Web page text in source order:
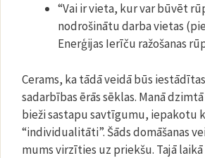
“Vai ir vieta, kur var būvēt
nodrošinātu darba vietas
Enerģijas Ierīču ražošanas
Cerams, ka tādā veidā būs
sadarbības ērās sēklas. Manā
bieži sastapu savtīgumu, iepakotu
“individualitāti”. Šāds domāšanas
mums virzīties uz priekšu. Tajā